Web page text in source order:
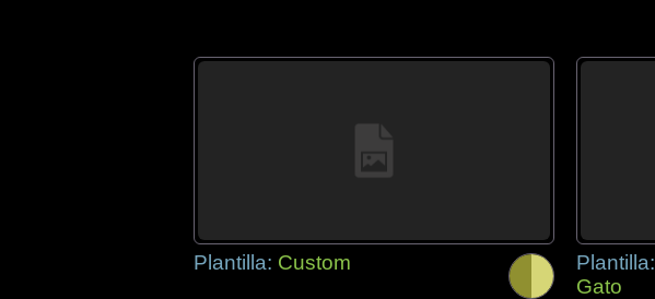
Plantilla: Custom Plantilla:
Gato